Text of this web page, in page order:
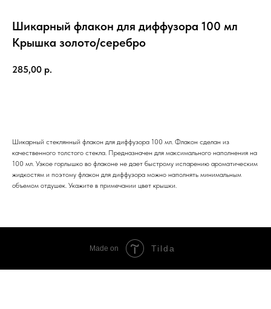
Шикарный флакон для диффузора 100 мл
Крышка золото/серебро
285,00 р.
Шикарный стеклянный флакон для диффузора 100 мл. Флакон сделан из
качественного толстого стекла. Предназначен для максимального наполнения на
100 мл. Узкое горлышко во флаконе не дает быстрому испарению ароматическим
жидкостям и поэтому флакон для диффузора можно наполнять минимальным
объемом отдушек. Укажите в примечании цвет крышки.
Made on Tilda